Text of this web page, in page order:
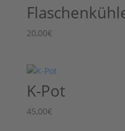
20,00€
K-Pot
45,00€